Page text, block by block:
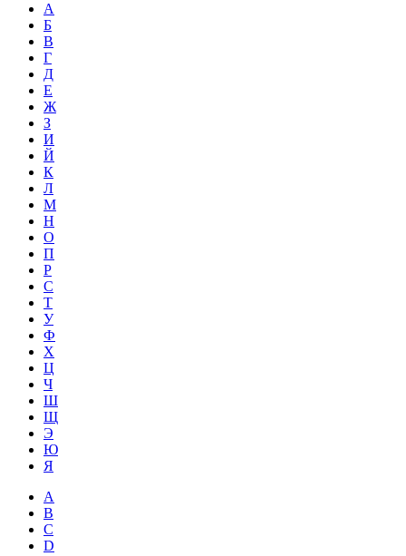
А
Б
В
Г
Д
Е
Ж
З
И
Й
К
Л
М
Н
О
П
Р
С
Т
У
Ф
Х
Ц
Ч
Ш
Щ
Э
Ю
Я
A
B
C
D